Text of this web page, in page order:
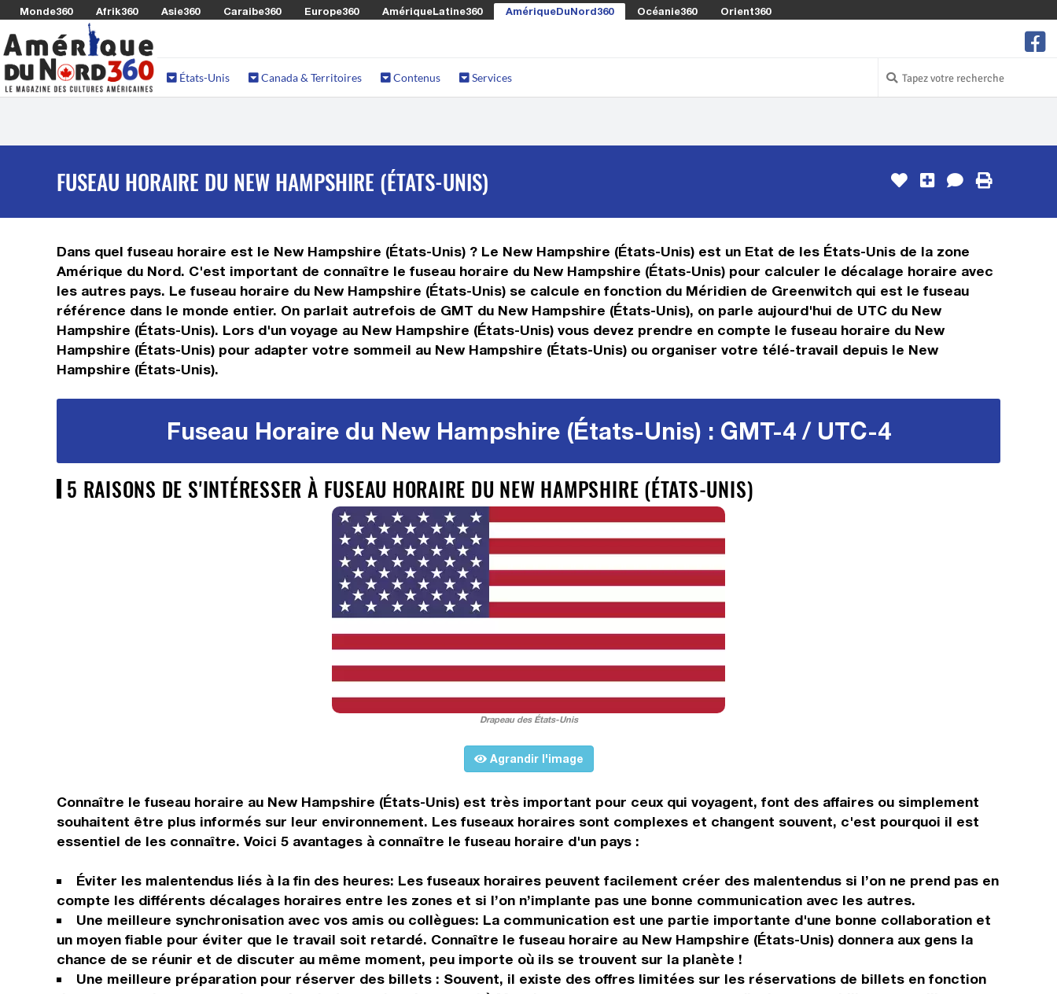
Monde360 Afrik360 Asie360 Caraibe360 Europe360 AmériqueLatine360 AmériqueDuNord360 Océanie360 Orient360
États-Unis Canada & Territoires Contenus Services
FUSEAU HORAIRE DU NEW HAMPSHIRE (ÉTATS-UNIS)
Dans quel fuseau horaire est le New Hampshire (États-Unis) ? Le New Hampshire (États-Unis) est un Etat de les États-Unis de la zone
Amérique du Nord. C'est important de connaître le fuseau horaire du New Hampshire (États-Unis) pour calculer le décalage horaire avec
les autres pays. Le fuseau horaire du New Hampshire (États-Unis) se calcule en fonction du Méridien de Greenwitch qui est le fuseau
référence dans le monde entier. On parlait autrefois de GMT du New Hampshire (États-Unis), on parle aujourd'hui de UTC du New
Hampshire (États-Unis). Lors d'un voyage au New Hampshire (États-Unis) vous devez prendre en compte le fuseau horaire du New
Hampshire (États-Unis) pour adapter votre sommeil au New Hampshire (États-Unis) ou organiser votre télé-travail depuis le New
Hampshire (États-Unis).
Fuseau Horaire du New Hampshire (États-Unis) : GMT-4 / UTC-4
5 RAISONS DE S'INTÉRESSER À FUSEAU HORAIRE DU NEW HAMPSHIRE (ÉTATS-UNIS)
Drapeau des États-Unis
Agrandir l'image
Connaître le fuseau horaire au New Hampshire (États-Unis) est très important pour ceux qui voyagent, font des affaires ou simplement
souhaitent être plus informés sur leur environnement. Les fuseaux horaires sont complexes et changent souvent, c'est pourquoi il est
essentiel de les connaître. Voici 5 avantages à connaître le fuseau horaire d'un pays :
Éviter les malentendus liés à la fin des heures: Les fuseaux horaires peuvent facilement créer des malentendus si l’on ne prend pas en
compte les différents décalages horaires entre les zones et si l’on n’implante pas une bonne communication avec les autres.
Une meilleure synchronisation avec vos amis ou collègues: La communication est une partie importante d'une bonne collaboration et
un moyen fiable pour éviter que le travail soit retardé. Connaître le fuseau horaire au New Hampshire (États-Unis) donnera aux gens la
chance de se réunir et de discuter au même moment, peu importe où ils se trouvent sur la planète !
Une meilleure préparation pour réserver des billets : Souvent, il existe des offres limitées sur les réservations de billets en fonction